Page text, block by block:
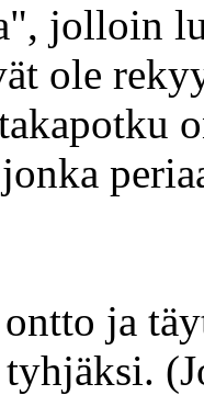
jolloin
ole
ja